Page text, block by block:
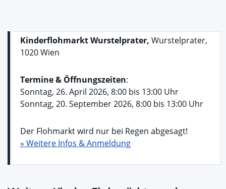
Kinderflohmarkt Wurstelprater, Wurstelprater,
1020 Wien
Termine & Öffnungszeiten:
Sonntag, 26. April 2026, 8:00 bis 13:00 Uhr
Sonntag, 20. September 2026, 8:00 bis 13:00 Uhr
Der Flohmarkt wird nur bei Regen abgesagt!
» Weitere Infos & Anmeldung